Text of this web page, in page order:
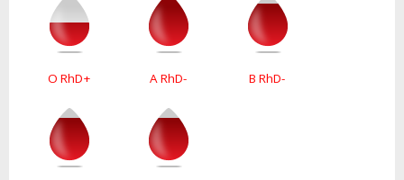
O RhD+ A RhD- B RhD-